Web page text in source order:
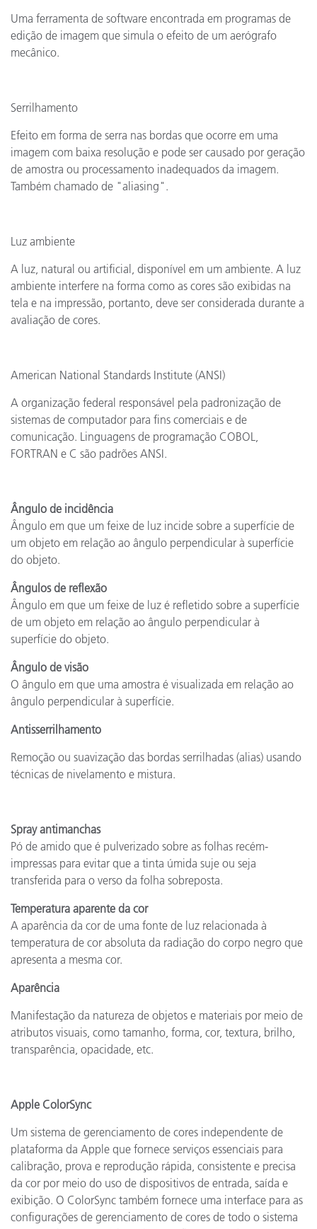
Uma ferramenta de software encontrada em programas de
edição de imagem que simula o efeito de um aerógrafo
mecânico.
Serrilhamento
Efeito em forma de serra nas bordas que ocorre em uma
imagem com baixa resolução e pode ser causado por geração
de amostra ou processamento inadequados da imagem.
Também chamado de "aliasing".
Luz ambiente
A luz, natural ou artificial, disponível em um ambiente. A luz
ambiente interfere na forma como as cores são exibidas na
tela e na impressão, portanto, deve ser considerada durante a
avaliação de cores.
American National Standards Institute (ANSI)
A organização federal responsável pela padronização de
sistemas de computador para fins comerciais e de
comunicação. Linguagens de programação COBOL,
FORTRAN e C são padrões ANSI.
Ângulo de incidência
Ângulo em que um feixe de luz incide sobre a superfície de
um objeto em relação ao ângulo perpendicular à superfície
do objeto.
Ângulos de reflexão
Ângulo em que um feixe de luz é refletido sobre a superfície
de um objeto em relação ao ângulo perpendicular à
superfície do objeto.
Ângulo de visão
O ângulo em que uma amostra é visualizada em relação ao
ângulo perpendicular à superfície.
Antisserrilhamento
Remoção ou suavização das bordas serrilhadas (alias) usando
técnicas de nivelamento e mistura.
Spray antimanchas
Pó de amido que é pulverizado sobre as folhas recém-
impressas para evitar que a tinta úmida suje ou seja
transferida para o verso da folha sobreposta.
Temperatura aparente da cor
A aparência da cor de uma fonte de luz relacionada à
temperatura de cor absoluta da radiação do corpo negro que
apresenta a mesma cor.
Aparência
Manifestação da natureza de objetos e materiais por meio de
atributos visuais, como tamanho, forma, cor, textura, brilho,
transparência, opacidade, etc.
Apple ColorSync
Um sistema de gerenciamento de cores independente de
plataforma da Apple que fornece serviços essenciais para
calibração, prova e reprodução rápida, consistente e precisa
da cor por meio do uso de dispositivos de entrada, saída e
exibição. O ColorSync também fornece uma interface para as
configurações de gerenciamento de cores de todo o sistema